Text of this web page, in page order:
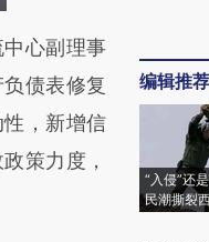
文由第三方
章
炼总结而
不代表财
心副理事
债表修复
，新增信
策力度，
编辑推荐
“入侵”还
民潮撕裂